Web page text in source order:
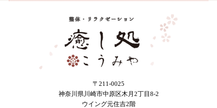
〒211-0025
神奈川県川崎市中原区木月2丁目8-2
ウイング元住吉2階